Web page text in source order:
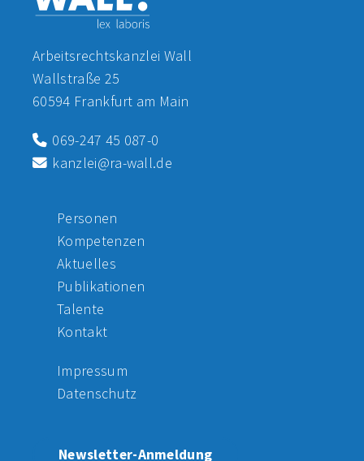
Arbeitsrechtskanzlei Wall
Wallstraße 25
60594 Frankfurt am Main
069-247 45 087-0
kanzlei@ra-wall.de
Personen
Kompetenzen
Aktuelles
Publikationen
Talente
Kontakt
Impressum
Datenschutz
Newsletter-Anmeldung